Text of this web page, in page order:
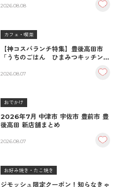
至福の読書空間
2026.08.08
カフェ・喫茶
【神コスパランチ特集】豊後高田市
「うちのごはん ひまみつキッチン」
＆生姜焼き！
2026.08.07
おでかけ
2026年7月 中津市 宇佐市 豊前市 豊
後高田 新店舗まとめ
2026.08.07
お好み焼き・たこ焼き
ジモッシュ限定クーポン！知らなきゃ